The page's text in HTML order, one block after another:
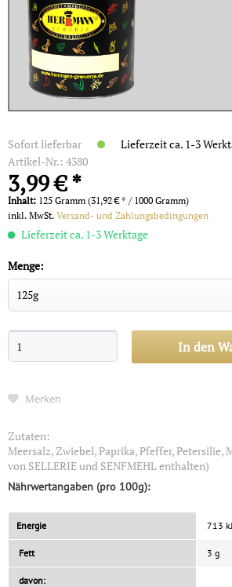
Sofort lieferbar
Lieferzeit ca. 1-3
Artikel-Nr.: 4380
3,99 € *
Inhalt: 125 Gramm (31,92 € * / 1000 Gramm)
inkl. MwSt. Versand- und Zahlungsbedingungen
Lieferzeit ca. 1-3 Werktage
Menge:
In den
Merken
Zutaten:
Meersalz, Zwiebel, Paprika, Pfeffer, Petersilie,
von SELLERIE und SENFMEHL enthalten)
Nährwertangaben (pro 100g):
Energie 713
Fett 3 g
davon: